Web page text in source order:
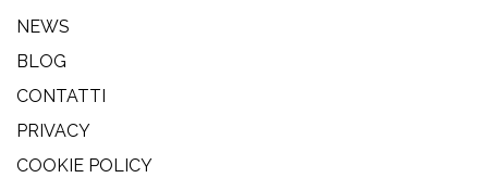
NEWS
BLOG
CONTATTI
PRIVACY
COOKIE POLICY